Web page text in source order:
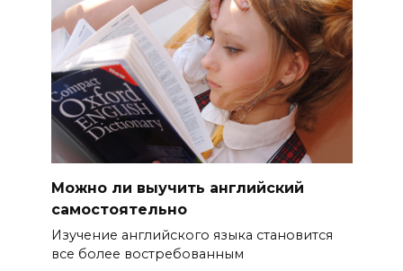
Можно ли выучить английский
самостоятельно
Изучение английского языка становится
все более востребованным